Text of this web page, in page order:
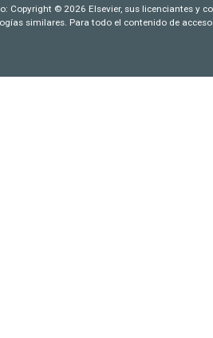
Copyright © 2026 Elsevier, sus licenciantes y
similares. Para todo el contenido de